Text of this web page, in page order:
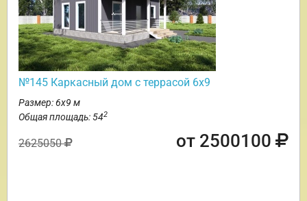
№145 Каркасный дом с террасой 6х9
Размер: 6х9 м
Общая площадь: 542
2625050 от 2500100